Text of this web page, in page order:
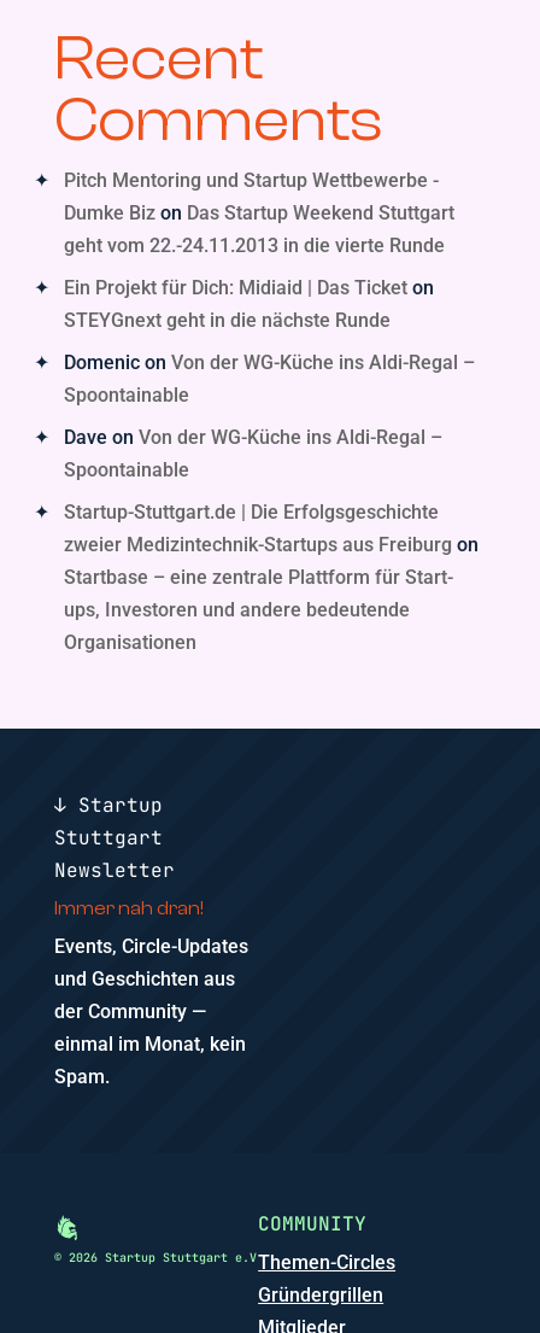
Recent
Comments
Pitch Mentoring und Startup Wettbewerbe -
Dumke Bizon Das Startup Weekend Stuttgart
geht vom 22.-24.11.2013 in die vierte Runde
Ein Projekt für Dich: Midiaid | Das Ticketon
STEYGnext geht in die nächste Runde
Domenicon Von der WG-Küche ins Aldi-Regal –
Spoontainable
Dave on Von der WG-Küche ins Aldi-Regal –
Spoontainable
Startup-Stuttgart.de | Die Erfolgsgeschichte
zweier Medizintechnik-Startups aus Freiburg on
Startbase – eine zentrale Plattform für Start-
ups, Investoren und andere bedeutende
Organisationen
↓ Startup
Stuttgart
Newsletter
Immer nah dran!
Events, Circle-Updates
und Geschichten aus
der Community —
einmal im Monat, kein
Spam.
© 2026 Startup Stuttgart e.V
COMMUNITY
Themen-Circles
Gründergrillen
Mitglieder